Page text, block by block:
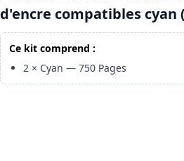
d'encre compatibles cyan
Ce kit comprend :
2 × Cyan —750 Pages